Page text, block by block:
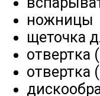
ножницы
щеточка
отвертка
отвертка